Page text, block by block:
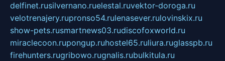
delfinet.rusilvernano.ruelestal.ruvektor-doroga.ru
velotrenajery.rupronso54.rulenasever.rulovinskix.ru
show-pets.rusmartnews03.rudiscofoxworld.ru
miraclecoon.rupongup.ruhostel65.ruliura.ruglasspb.ru
firehunters.rugribowo.rugnalis.rubulkitula.ru